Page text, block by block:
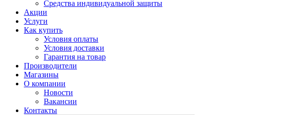
Средства индивидуальной защиты
Акции
Услуги
Как купить
Условия оплаты
Условия доставки
Гарантия на товар
Производители
Магазины
О компании
Новости
Вакансии
Контакты